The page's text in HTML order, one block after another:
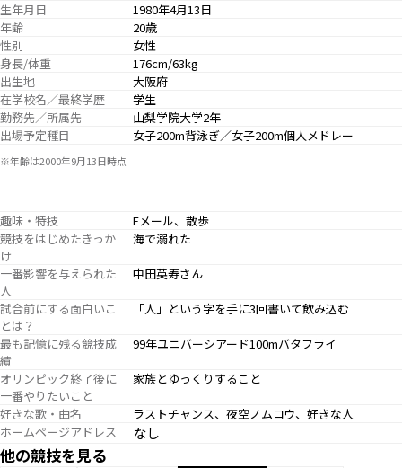
生年月日
1980年4月13日
年齢
20歳
性別
女性
身長/体重
176cm/63kg
出生地
大阪府
在学校名／最終学歴
学生
勤務先／所属先
山梨学院大学2年
出場予定種目
女子200m背泳ぎ／女子200m個人メドレー
※年齢は2000年9月13日時点
趣味・特技
Eメール、散歩
競技をはじめたきっか
け
海で溺れた
一番影響を与えられた
人
中田英寿さん
試合前にする面白いこ
とは？
「人」という字を手に3回書いて飲み込む
最も記憶に残る競技成
績
99年ユニバーシアード100mバタフライ
オリンピック終了後に
一番やりたいこと
家族とゆっくりすること
好きな歌・曲名
ラストチャンス、夜空ノムコウ、好きな人
ホームページアドレス
なし
他の競技を見る